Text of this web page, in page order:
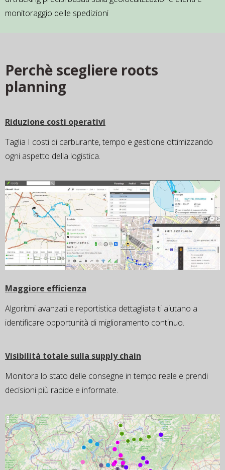
monitoraggio delle spedizioni
Perchè scegliere roots
planning
Riduzione costi operativi
Taglia I costi di carburante, tempo e gestione ottimizzando
ogni aspetto della logistica.
Maggiore efficienza​
Algoritmi avanzati e reportistica dettagliata ti aiutano a
identificare opportunità di miglioramento continuo.
Visibilità totale sulla supply chain​
Monitora lo stato delle consegne in tempo reale e prendi
decisioni più rapide e informate​.